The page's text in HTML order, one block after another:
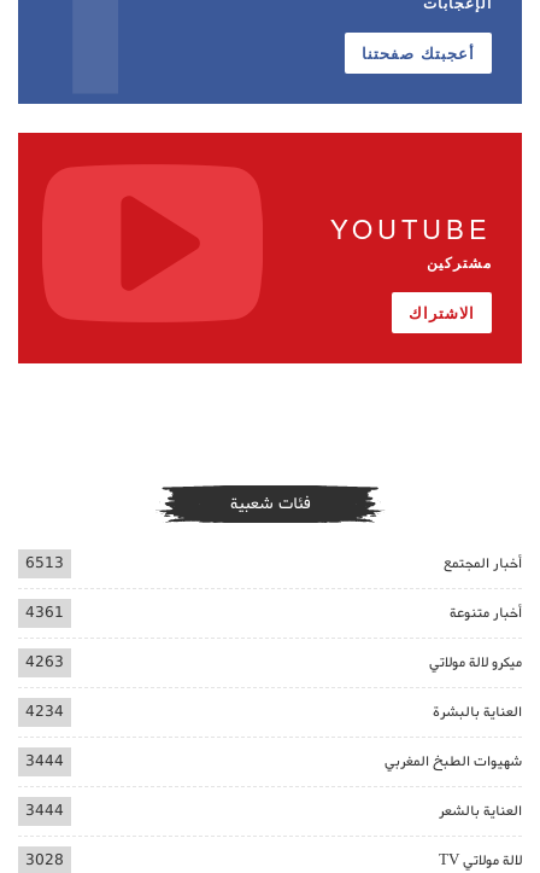
أعجبتك صفحتنا
YOUTUBE
مشتركين
الاشتراك
فئات شعبية
أخبار المجتمع 6513
أخبار متنوعة 4361
ميكرو لالة مولاتي 4263
العناية بالبشرة 4234
شهيوات الطبخ المغربي 3444
العناية بالشعر 3444
لالة مولاتي TV 3028